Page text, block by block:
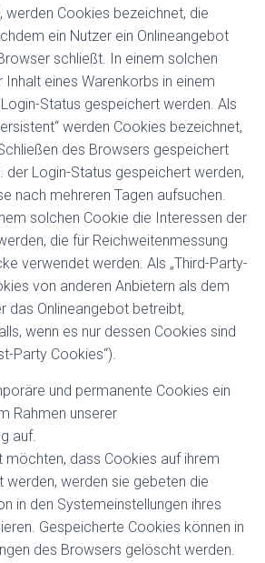
werden Cookies bezeichnet, die
ein Nutzer ein Onlineangebot
schließt. In einem solchen
Inhalt eines Warenkorbs in einem
Status gespeichert werden. Als
werden Cookies bezeichnet,
des Browsers gespeichert
der Login-Status gespeichert werden,
nach mehreren Tagen aufsuchen.
solchen Cookie die Interessen der
die für Reichweitenmessung
verwendet werden. Als „Third-Party-
von anderen Anbietern als dem
das Onlineangebot betreibt,
wenn es nur dessen Cookies sind
Party Cookies“).
und permanente Cookies ein
Rahmen unserer
auf.
möchten, dass Cookies auf ihrem
werden, werden sie gebeten die
in den Systemeinstellungen ihres
Gespeicherte Cookies können in
des Browsers gelöscht werden.